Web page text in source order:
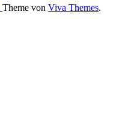
Theme von Viva Themes.